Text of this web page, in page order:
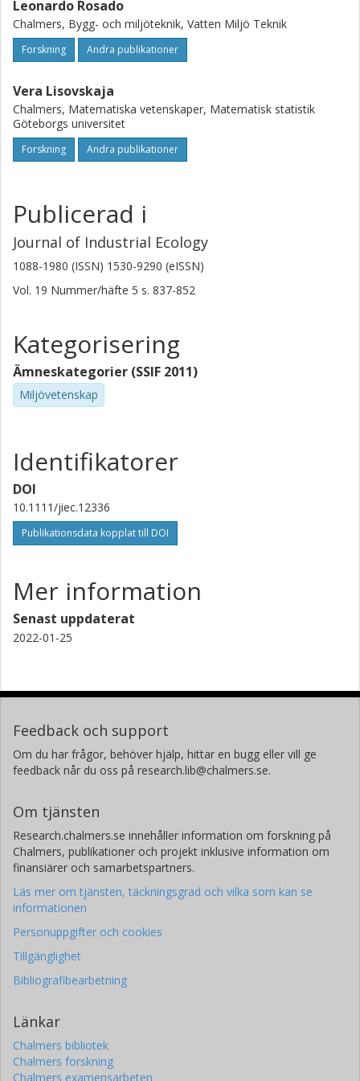
Leonardo Rosado
Chalmers, Bygg- och miljöteknik, Vatten Miljö Teknik
Forskning Andra publikationer
Vera Lisovskaja
Chalmers, Matematiska vetenskaper, Matematisk statistik
Göteborgs universitet
Forskning Andra publikationer
Publicerad i
Journal of Industrial Ecology
1088-1980 (ISSN) 1530-9290 (eISSN)
Vol. 19 Nummer/häfte 5 s. 837-852
Kategorisering
Ämneskategorier (SSIF 2011)
Miljövetenskap
Identifikatorer
DOI
10.1111/jiec.12336
Publikationsdata kopplat till DOI
Mer information
Senast uppdaterat
2022-01-25
Feedback och support
Om du har frågor, behöver hjälp, hittar en bugg eller vill ge
feedback når du oss på research.lib@chalmers.se.
Om tjänsten
Research.chalmers.se innehåller information om forskning på
Chalmers, publikationer och projekt inklusive information om
finansiärer och samarbetspartners.
Läs mer om tjänsten, täckningsgrad och vilka som kan se
informationen
Personuppgifter och cookies
Tillgänglighet
Bibliografibearbetning
Länkar
Chalmers bibliotek
Chalmers forskning
Chalmers examensarbeten